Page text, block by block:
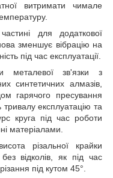
витримати чимале
для додаткової
зменшує вібрацію на
під час експлуатації.
металевої зв'язки з
синтетичних алмазів,
гарячого пресування
експлуатацію та
круга під час роботи
матеріалами.
різальної крайки
відколів, як під час
під кутом 45°.